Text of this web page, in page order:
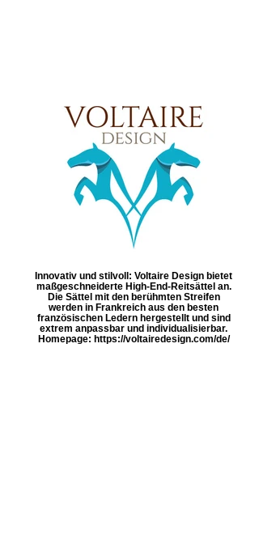
Innovativ und stilvoll: Voltaire Design bietet
maßgeschneiderte High-End-Reitsättel an.
Die Sättel mit den berühmten Streifen
werden in Frankreich aus den besten
französischen Ledern hergestellt und sind
extrem anpassbar und individualisierbar.
Homepage: https://voltairedesign.com/de/